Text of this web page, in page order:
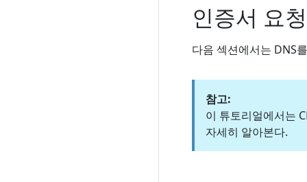
인증서 요청
다음 섹션에서는 DNS
참고:
이 튜토리얼에서는
자세히 알아본다.